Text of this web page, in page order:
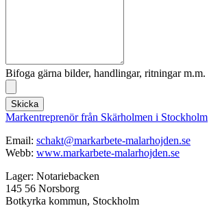
Bifoga gärna bilder, handlingar, ritningar m.m.
Skicka
Markentreprenör från Skärholmen i Stockholm
Email: schakt@markarbete-malarhojden.se
Webb: www.markarbete-malarhojden.se
Lager: Notariebacken
145 56 Norsborg
Botkyrka kommun, Stockholm